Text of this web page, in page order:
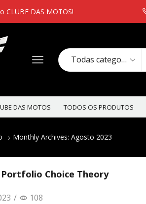
CLUBE DAS MOTOS!
DAS MOTOS TODOS OS PRODUTOS
Monthly Archives: Agosto 2023
Choice Theory
/ 108